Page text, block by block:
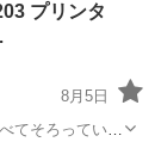
プリンタ
8月5日
てそろっていま